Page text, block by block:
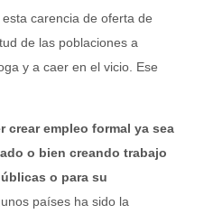
carencia de oferta de
de las poblaciones a
y a caer en el vicio. Ese
empleo formal ya sea
o bien creando trabajo
o para su
países ha sido la